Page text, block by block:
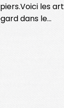
les
dans le...